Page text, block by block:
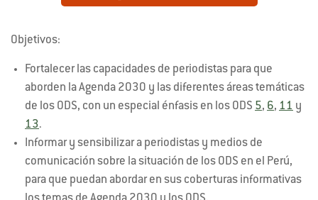
Objetivos:
Fortalecer las capacidades de periodistas para que
aborden la Agenda 2030 y las diferentes áreas temáticas
de los ODS, con un especial énfasis en los ODS 5, 6, 11 y
13.
Informar y sensibilizar a periodistas y medios de
comunicación sobre la situación de los ODS en el Perú,
para que puedan abordar en sus coberturas informativas